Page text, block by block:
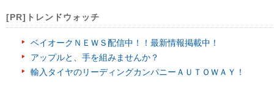
[PR]トレンドウォッチ
ベイオークＮＥＷＳ配信中！！最新情報掲載中！
アップルと、手を組みませんか？
輸入タイヤのリーディングカンパニーＡＵＴＯＷＡＹ！